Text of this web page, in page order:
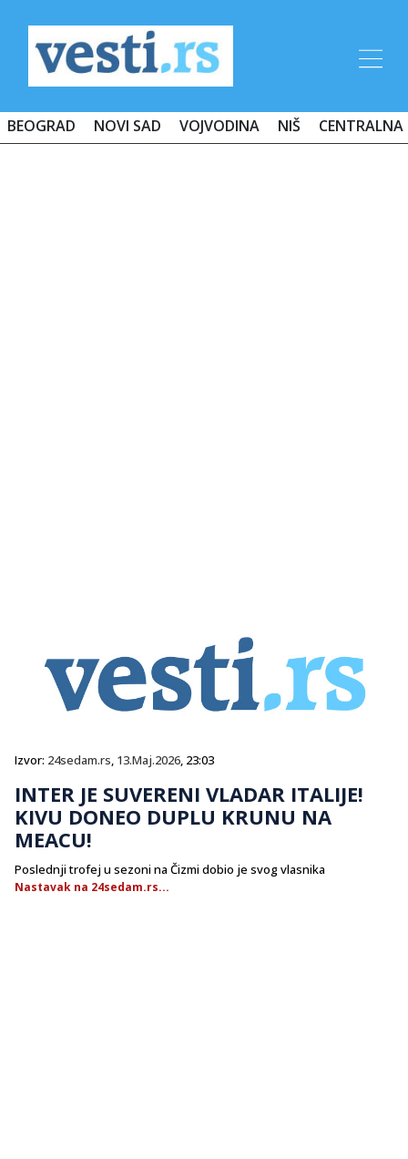
BEOGRAD NOVI SAD VOJVODINA NIŠ CENTRALNA
Izvor: 24sedam.rs, 13.Maj.2026, 23:03
INTER JE SUVERENI VLADAR ITALIJE!
KIVU DONEO DUPLU KRUNU NA
MEACU!
Poslednji trofej u sezoni na Čizmi dobio je svog vlasnika
Nastavak na 24sedam.rs...